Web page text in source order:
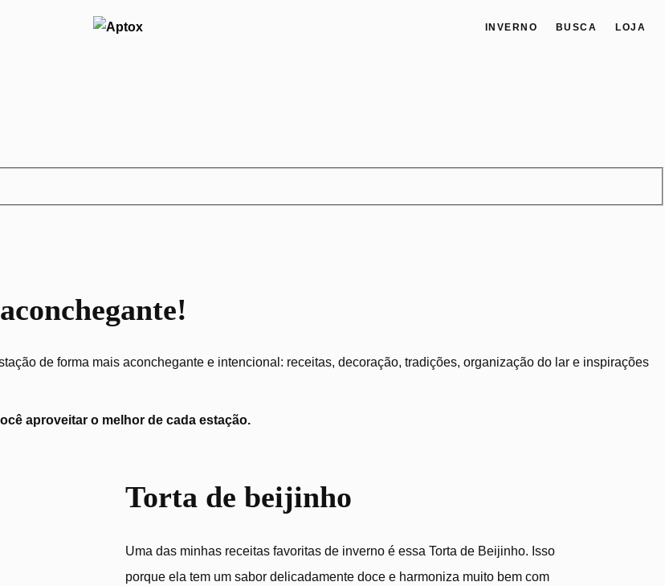
INVERNO BUSCA LOJA
de forma mais aconchegante e intencional: receitas, decoração, tradições, organização do lar e inspirações
aproveitar o melhor de cada estação.
Torta de beijinho
Uma das minhas receitas favoritas de inverno é essa Torta de Beijinho. Isso
porque ela tem um sabor delicadamente doce e harmoniza muito bem com